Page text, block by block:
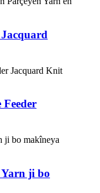
Yarn ji bo